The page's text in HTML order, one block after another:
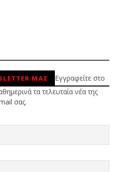
ΜΑΣ
Εγγραφείτε στο
τα τελευταία νέα της
σας.